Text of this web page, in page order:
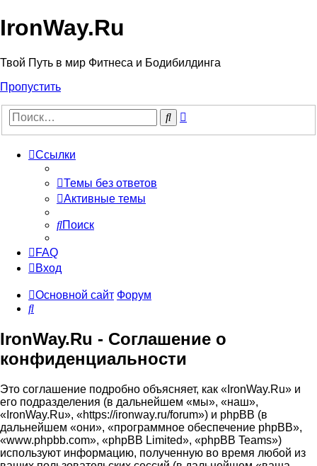
IronWay.Ru
Твой Путь в мир Фитнеса и Бодибилдинга
Пропустить
Поиск
Ссылки
Темы без ответов
Активные темы
Поиск
FAQ
Вход
Основной сайт Форум
Поиск
IronWay.Ru - Соглашение о
конфиденциальности
Это соглашение подробно объясняет, как «IronWay.Ru» и
его подразделения (в дальнейшем «мы», «наш»,
«IronWay.Ru», «https://ironway.ru/forum») и phpBB (в
дальнейшем «они», «программное обеспечение phpBB»,
«www.phpbb.com», «phpBB Limited», «phpBB Teams»)
используют информацию, полученную во время любой из